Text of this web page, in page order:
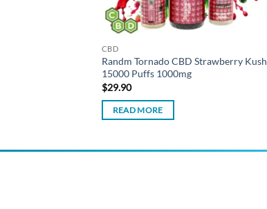
CBD
Randm Tornado CBD Strawberry Kush
15000 Puffs 1000mg
$29.90
READ MORE